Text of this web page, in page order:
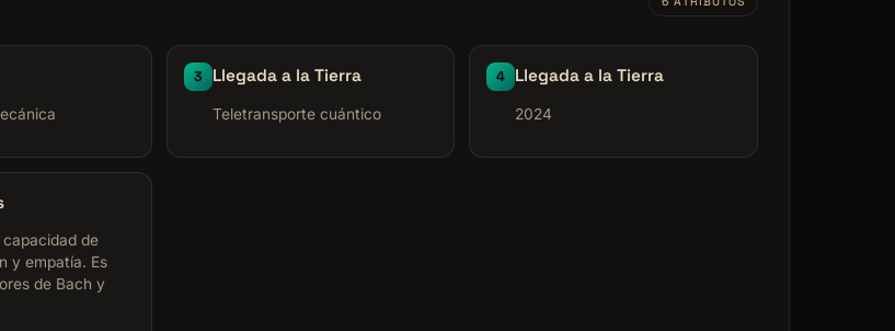
3 Llegada a la Tierra
Teletransporte cuántico
4 Llegada a la Tierra
2024
de
y empatía. Es
de Bach y